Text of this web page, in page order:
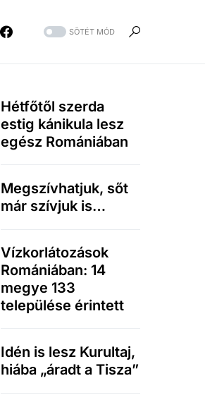
SÖTÉT MÓD
Hétfőtől szerda
estig kánikula lesz
egész Romániában
Megszívhatjuk, sőt
már szívjuk is…
Vízkorlátozások
Romániában: 14
megye 133
települése érintett
Idén is lesz Kurultaj,
hiába „áradt a Tisza”